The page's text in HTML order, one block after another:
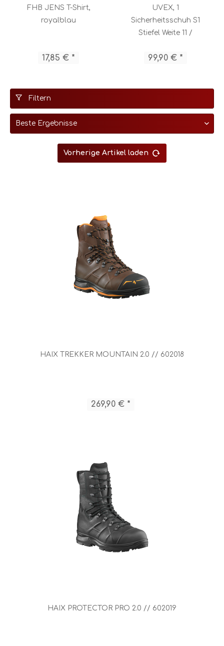
FHB JENS T-Shirt,
royalblau
17,85 € *
UVEX, 1
Sicherheitsschuh S1
Stiefel Weite 11 /
99,90 € *
Filtern
Vorherige Artikel laden
HAIX TREKKER MOUNTAIN 2.0 // 602018
269,90 € *
HAIX PROTECTOR PRO 2.0 // 602019